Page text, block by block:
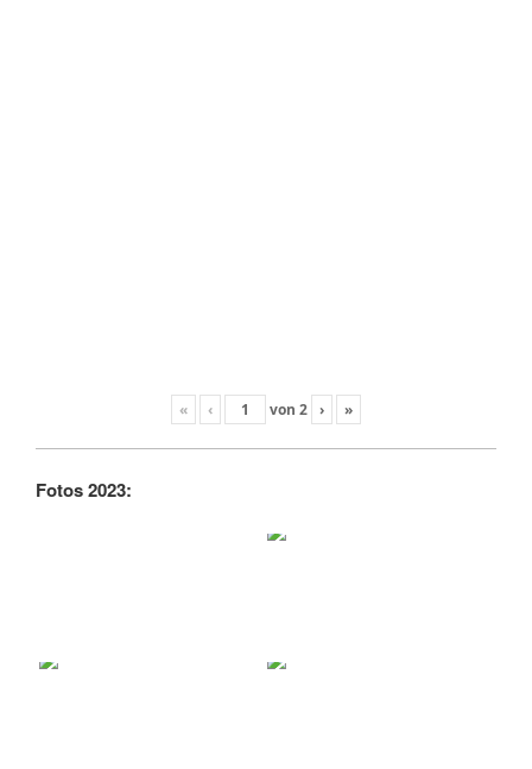
« ‹ von 2 › »
Fotos 2023: